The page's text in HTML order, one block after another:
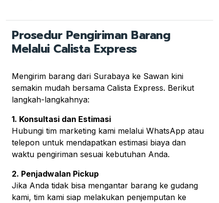
Prosedur Pengiriman Barang
Melalui Calista Express
Mengirim barang dari Surabaya ke Sawan kini
semakin mudah bersama Calista Express. Berikut
langkah-langkahnya:
1. Konsultasi dan Estimasi
Hubungi tim marketing kami melalui WhatsApp atau
telepon untuk mendapatkan estimasi biaya dan
waktu pengiriman sesuai kebutuhan Anda.
2. Penjadwalan Pickup
Jika Anda tidak bisa mengantar barang ke gudang
kami, tim kami siap melakukan penjemputan ke